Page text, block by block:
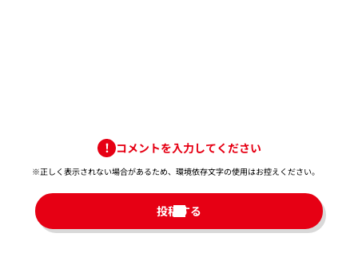
コメントを入力してください
※正しく表示されない場合があるため、環境依存文字の使用はお控えください。​
投稿する